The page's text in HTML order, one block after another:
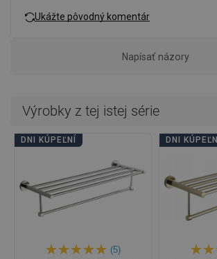
Ukážte pôvodný komentár
Napísať názory
Výrobky z tej istej série
DNI KÚPEĽNÍ
(5)
DNI KÚPEĽNÍ